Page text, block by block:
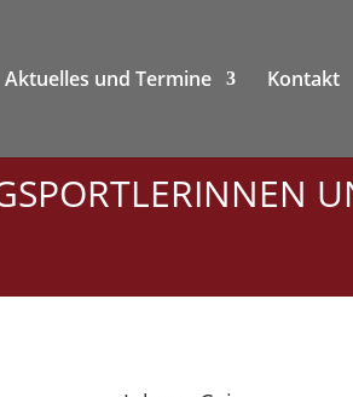
Aktuelles und Termine Kontakt